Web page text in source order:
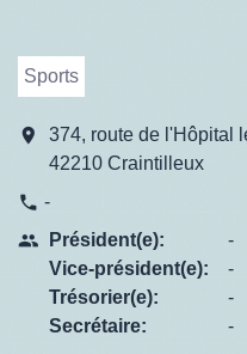
Sports
location_on
374, route de l'Hôpital
42210 Craintilleux
phone -
people
Président(e):
Vice-président(e):
Trésorier(e):
Secrétaire:
-
-
-
-